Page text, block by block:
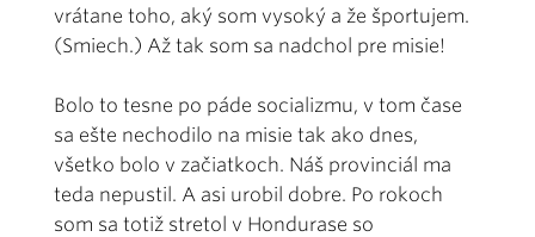
vrátane toho, aký som vysoký a že športujem.
(Smiech.) Až tak som sa nadchol pre misie!
Bolo to tesne po páde socializmu, v tom čase
sa ešte nechodilo na misie tak ako dnes,
všetko bolo v začiatkoch. Náš provinciál ma
teda nepustil. A asi urobil dobre. Po rokoch
som sa totiž stretol v Hondurase so